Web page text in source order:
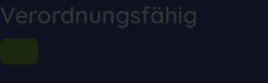
Verordnungsfähig